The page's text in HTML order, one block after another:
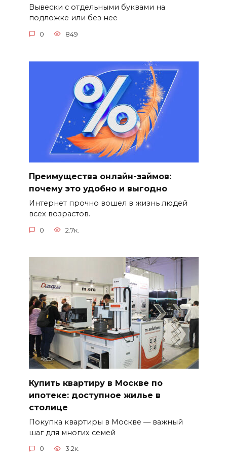
Вывески с отдельными буквами на
подложке или без неё
0 849
Преимущества онлайн-займов:
почему это удобно и выгодно
Интернет прочно вошел в жизнь людей
всех возрастов.
0 2.7к.
Купить квартиру в Москве по
ипотеке: доступное жилье в
столице
Покупка квартиры в Москве — важный
шаг для многих семей
0 3.2к.